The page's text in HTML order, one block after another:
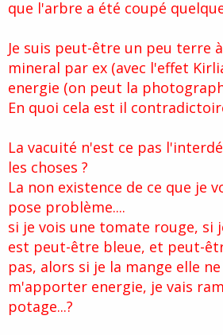
que l'arbre a été coupé
Je suis peut-être un peu terre
mineral par ex (avec l'effet
energie (on peut la
En quoi cela est il
La vacuité n'est ce pas
les choses ?
La non existence de ce que je
pose problème....
si je vois une tomate rouge, si
est peut-être bleue, et peut-
pas, alors si je la mange elle
m'apporter energie, je vais
potage...?